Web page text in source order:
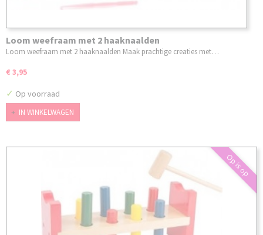
Loom weefraam met 2 haaknaalden
Loom weefraam met 2 haaknaalden Maak prachtige creaties met…
€ 3,95
✓ Op voorraad
IN WINKELWAGEN
Op is op